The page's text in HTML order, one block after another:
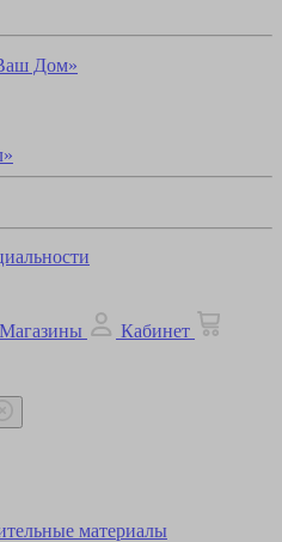
Дом»
Магазины
Кабинет
материалы